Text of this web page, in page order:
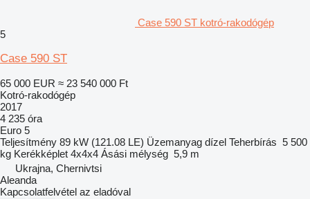
Case 590 ST kotró-rakodógép
5
Case 590 ST
65 000 EUR ≈ 23 540 000 Ft
Kotró-rakodógép
2017
4 235 óra
Euro 5
Teljesítmény 89 kW (121.08 LE) Üzemanyag dízel Teherbírás 5 500
kg Kerékképlet 4x4x4 Ásási mélység 5,9 m
Ukrajna, Chernivtsi
Aleanda
Kapcsolatfelvétel az eladóval